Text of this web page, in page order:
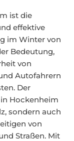
ist die
effektive
im Winter von
Bedeutung,
von
Autofahrern
Der
Hockenheim
sondern auch
von
Straßen. Mit